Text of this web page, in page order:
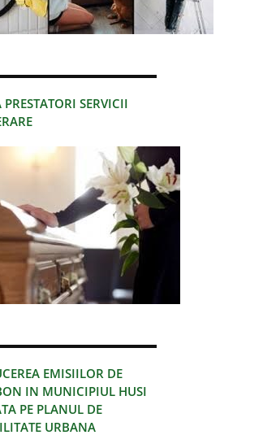
PRESTATORI SERVICII
EMISIILOR DE
IN MUNICIPIUL HUSI
PE PLANUL DE
URBANA